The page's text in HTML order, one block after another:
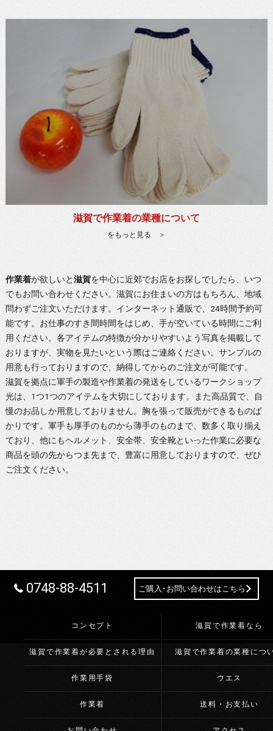
滋賀で作業着の業種について
をもっと見る ＞
作業着が欲しいと滋賀を中心に近郊でお店をお探しでしたら、いつ
でもお問い合わせください。滋賀にお住まいの方はもちろん、地域
問わずご注文いただけます。インターネット通販で、24時間予約可
能です。お仕事のすき間時間をはじめ、手が空いている時間にご利
用ください。各アイテムの特徴が分かりやすいよう写真を掲載して
おりますが、実物を見たいという際はご連絡ください。サンプルの
用意も行っておりますので、納得してからのご注文が可能です。
滋賀を拠点に軍手の製造や作業着の発送をしているワークショップ
光は、1つ1つのアイテムを大切にしております。また高品質で、自
慢のお品しか用意しておりません。胸を張って販売ができるものば
かりです。軍手も厚手のものから薄手のものまで、数多く取り揃え
ており、他にもヘルメット、安全帯、安全靴といった作業に必要な
商品を頭の先からつま先まで、豊富に用意しておりますので、ぜひ
ご注文ください。
0748-88-4511 ご購入･お問い合わせはこちら
コンセプト 滋賀で作業着なら
滋賀で作業着が必要とされる理由 滋賀で作業着の業種につ
作業用手袋 ウエス
作業着 送料・お支払い